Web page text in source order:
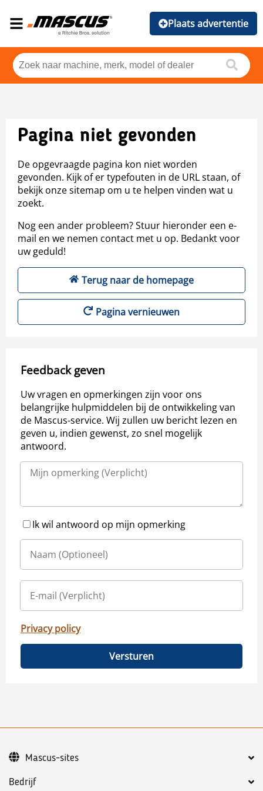
Plaats advertentie
Pagina niet gevonden
De opgevraagde pagina kon niet worden
gevonden. Kijk of er typefouten in de URL staan, of
bekijk onze sitemap om u te helpen vinden wat u
zoekt.
Nog een ander probleem? Stuur hieronder een e-
mail en we nemen contact met u op. Bedankt voor
uw geduld!
Terug naar de homepage
Pagina vernieuwen
Feedback geven
Uw vragen en opmerkingen zijn voor ons
belangrijke hulpmiddelen bij de ontwikkeling van
de Mascus-service. Wij zullen uw bericht lezen en
geven u, indien gewenst, zo snel mogelijk
antwoord.
Ik wil antwoord op mijn opmerking
Privacy policy
Versturen
Bedrijf
Mascus-sites